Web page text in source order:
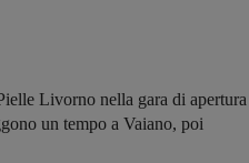
Livorno nella gara di apertura
un tempo a Vaiano, poi